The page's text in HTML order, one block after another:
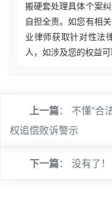
搬硬套处理具体个案
自担全责。如您有相
业律师获取针对性法
人，如涉及您的权益可
上一篇： 不懂“合
权追偿败诉警示
下一篇： 没有了！